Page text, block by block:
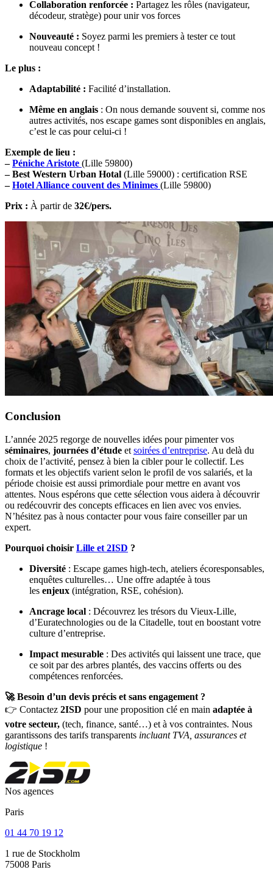
Collaboration renforcée : Partagez les rôles (navigateur,
décodeur, stratège) pour unir vos forces
Nouveauté : Soyez parmi les premiers à tester ce tout
nouveau concept !
Le plus :
Adaptabilité : Facilité d’installation.
Même en anglais : On nous demande souvent si, comme nos
autres activités, nos escape games sont disponibles en anglais,
c’est le cas pour celui-ci !
Exemple de lieu :
–Péniche Aristote (Lille 59800)
– Best Western Urban Hotal (Lille 59000) : certification RSE
–Hotel Alliance couvent des Minimes (Lille 59800)
Prix : À partir de 32€/pers.
Conclusion
L’année 2025 regorge de nouvelles idées pour pimenter vos
séminaires, journées d’étude et soirées d’entreprise. Au delà du
choix de l’activité, pensez à bien la cibler pour le collectif. Les
formats et les objectifs varient selon le profil de vos salariés, et la
période choisie est aussi primordiale pour mettre en avant vos
attentes. Nous espérons que cette sélection vous aidera à découvrir
ou redécouvrir des concepts efficaces en lien avec vos envies.
N’hésitez pas à nous contacter pour vous faire conseiller par un
expert.
Pourquoi choisir Lille et 2ISD ?
Diversité : Escape games high-tech, ateliers écoresponsables,
enquêtes culturelles… Une offre adaptée à tous
les enjeux (intégration, RSE, cohésion).
Ancrage local : Découvrez les trésors du Vieux-Lille,
d’Euratechnologies ou de la Citadelle, tout en boostant votre
culture d’entreprise.
Impact mesurable : Des activités qui laissent une trace, que
ce soit par des arbres plantés, des vaccins offerts ou des
compétences renforcées.
🚀 Besoin d’un devis précis et sans engagement ?
👉 Contactez 2ISD pour une proposition clé en main adaptée à
votre secteur, (tech, finance, santé…) et à vos contraintes. Nous
garantissons des tarifs transparents incluant TVA, assurances et
logistique !
Nos agences
Paris
01 44 70 19 12
1 rue de Stockholm
75008 Paris